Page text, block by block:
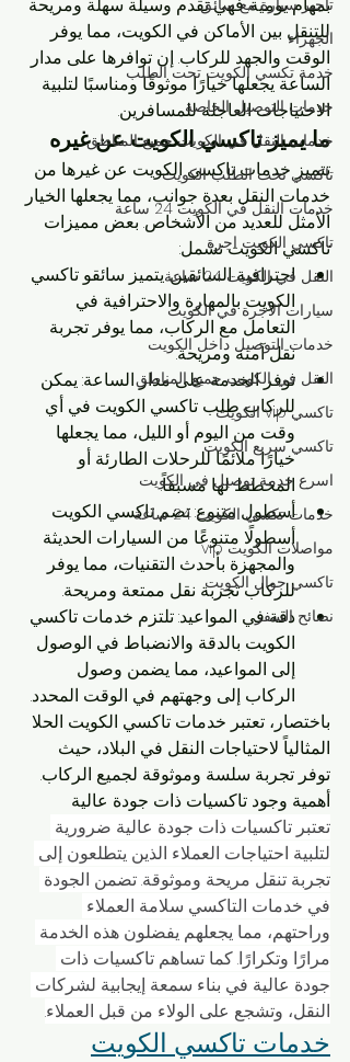
تأجير سيارة مع سائق
الجهراء
خدمة تكسي الكويت تحت الطلب
خدمات التوصيل الخاصة
خدمات النقل في الكويت جميع المناطق
تاكسي تحت الطلب الكويت
خدمات النقل في الكويت 24 ساعة
تاكسي الكويت اجرة
النقل في الكويت 24 ساعة
سيارات الأجرة في الكويت
خدمات التوصيل داخل الكويت
النقل في الكويت جميع المناطق
تاكسي vip الكويت
تاكسي سريع الكويت
اسرع خدمة توصيل في الكويت
خدمات تكسي الكويت 24 ساعة
مواصلات الكويت vip
تاكسي جوال الكويت
نصائح السفر
بمهام يومية. فهي تقدم وسيلة سهلة ومريحة
للتنقل بين الأماكن في الكويت، مما يوفر
الوقت والجهد للركاب. إن توافرها على مدار
الساعة يجعلها خيارًا موثوقًا ومناسبًا لتلبية
الاحتياجات العاجلة للمسافرين.
ما يميز تاكسي الكويت عن غيره
تتميز خدمات تاكسي الكويت عن غيرها من
خدمات النقل بعدة جوانب، مما يجعلها الخيار
الأمثل للعديد من الأشخاص. بعض مميزات
تاكسي الكويت تشمل:
احترافية السائقين: يتميز سائقو تاكسي
الكويت بالمهارة والاحترافية في
التعامل مع الركاب، مما يوفر تجربة
نقل آمنة ومريحة.
توفر الخدمة على مدار الساعة: يمكن
للركاب طلب تاكسي الكويت في أي
وقت من اليوم أو الليل، مما يجعلها
خيارًا ملائمًا للرحلات الطارئة أو
المخطط لها مسبقاً.
أسطول متنوع: تضم تاكسي الكويت
أسطولًا متنوعًا من السيارات الحديثة
والمجهزة بأحدث التقنيات، مما يوفر
للركاب تجربة نقل ممتعة ومريحة.
دقة في المواعيد: تلتزم خدمات تاكسي
الكويت بالدقة والانضباط في الوصول
إلى المواعيد، مما يضمن وصول
الركاب إلى وجهتهم في الوقت المحدد.
باختصار، تعتبر خدمات تاكسي الكويت الحلا
المثالياً لاحتياجات النقل في البلاد، حيث
توفر تجربة سلسة وموثوقة لجميع الركاب.
أهمية وجود تاكسيات ذات جودة عالية
تعتبر تاكسيات ذات جودة عالية ضرورية
لتلبية احتياجات العملاء الذين يتطلعون إلى
تجربة تنقل مريحة وموثوقة. تضمن الجودة
في خدمات التاكسي سلامة العملاء
وراحتهم، مما يجعلهم يفضلون هذه الخدمة
مرارًا وتكرارًا. كما تساهم تاكسيات ذات
جودة عالية في بناء سمعة إيجابية لشركات
النقل، وتشجع على الولاء من قبل العملاء.
خدمات تاكسي الكويت